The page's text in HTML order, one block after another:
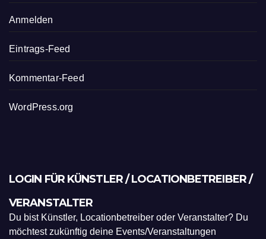
Anmelden
Eintrags-Feed
Kommentar-Feed
WordPress.org
LOGIN FÜR KÜNSTLER / LOCATIONBETREIBER /
VERANSTALTER
Du bist Künstler, Locationbetreiber oder Veranstalter? Du
möchtest zukünftig deine Events/Veranstaltungen